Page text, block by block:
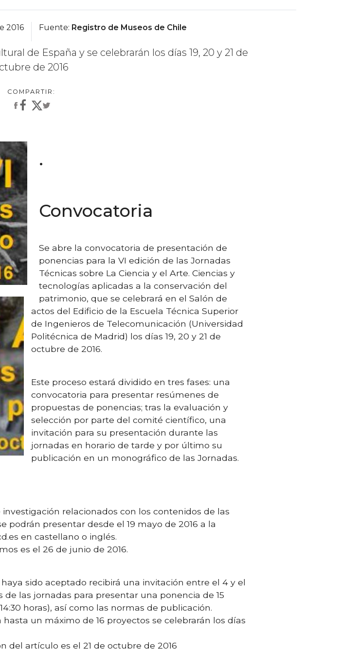
2016 Fuente: Registro de Museos de Chile
de España y se celebrarán los días 19, 20 y 21 de
de 2016
.
Convocatoria
Se abre la convocatoria de presentación de
ponencias para la VI edición de las Jornadas
Técnicas sobre La Ciencia y el Arte. Ciencias y
tecnologías aplicadas a la conservación del
patrimonio, que se celebrará en el Salón de
actos del Edificio de la Escuela Técnica Superior
de Ingenieros de Telecomunicación (Universidad
Politécnica de Madrid) los días 19, 20 y 21 de
octubre de 2016.
Este proceso estará dividido en tres fases: una
convocatoria para presentar resúmenes de
propuestas de ponencias; tras la evaluación y
selección por parte del comité científico, una
invitación para su presentación durante las
jornadas en horario de tarde y por último su
publicación en un monográfico de las Jornadas.
relacionados con los contenidos de las
podrán presentar desde el 19 mayo de 2016 a la
en castellano o inglés.
es el 26 de junio de 2016.
sido aceptado recibirá una invitación entre el 4 y el
las jornadas para presentar una ponencia de 15
horas), así como las normas de publicación.
un máximo de 16 proyectos se celebrarán los días
del artículo es el 21 de octubre de 2016